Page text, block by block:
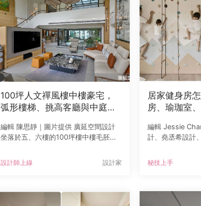
100坪人文禪風樓中樓豪宅，
弧形樓梯、挑高客廳與中庭花
編輯 陳思靜｜圖片提供 廣延空間設計
坐落於五、六樓的100坪樓中樓毛胚
造的居所。孩子們各自成家，逢年過節
時，媳婦、孫子齊聚，總有12至15位家
設計師上線 設計家
居家健身房
房、瑜珈室
編輯 Jessie
計、堯丞希設計
好和設計、寬象
晴翌珅空間設計
秘技上手